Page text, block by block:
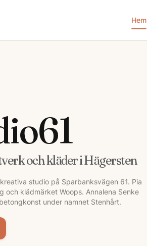
Hem
och kläder i Hägersten
studio på Sparbanksvägen 61. Pia
och klädmärket Woops. Annalena Senke
under namnet Stenhårt.